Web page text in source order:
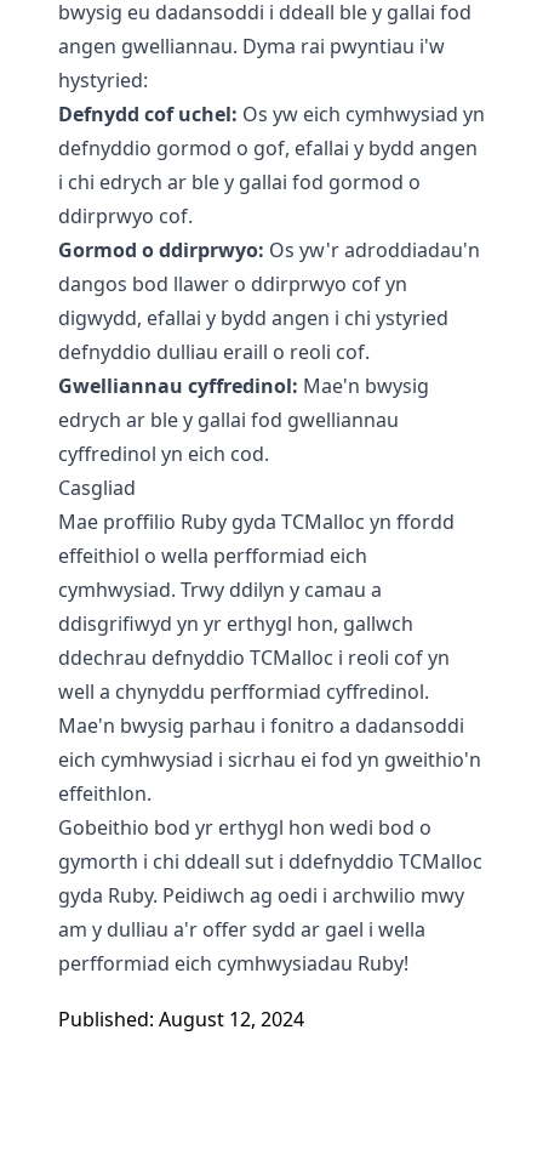
bwysig eu dadansoddi i ddeall ble y gallai fod
angen gwelliannau. Dyma rai pwyntiau i'w
hystyried:
Defnydd cof uchel: Os yw eich cymhwysiad yn
defnyddio gormod o gof, efallai y bydd angen
i chi edrych ar ble y gallai fod gormod o
ddirprwyo cof.
Gormod o ddirprwyo: Os yw'r adroddiadau'n
dangos bod llawer o ddirprwyo cof yn
digwydd, efallai y bydd angen i chi ystyried
defnyddio dulliau eraill o reoli cof.
Gwelliannau cyffredinol: Mae'n bwysig
edrych ar ble y gallai fod gwelliannau
cyffredinol yn eich cod.
Casgliad
Mae proffilio Ruby gyda TCMalloc yn ffordd
effeithiol o wella perfformiad eich
cymhwysiad. Trwy ddilyn y camau a
ddisgrifiwyd yn yr erthygl hon, gallwch
ddechrau defnyddio TCMalloc i reoli cof yn
well a chynyddu perfformiad cyffredinol.
Mae'n bwysig parhau i fonitro a dadansoddi
eich cymhwysiad i sicrhau ei fod yn gweithio'n
effeithlon.
Gobeithio bod yr erthygl hon wedi bod o
gymorth i chi ddeall sut i ddefnyddio TCMalloc
gyda Ruby. Peidiwch ag oedi i archwilio mwy
am y dulliau a'r offer sydd ar gael i wella
perfformiad eich cymhwysiadau Ruby!
Published: August 12, 2024